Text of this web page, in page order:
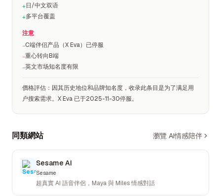
+日/中文双语
+多平台覆盖
注意
−C端伴侣产品（X Eva）已停服
−重心转向B端
−英文市场知名度有限
價格評估 ： 因其历史地位和品牌知名度，收录此条目是为了满足用
户搜索需求。X Eva 已于2025-11-30停服。
同類網站 瀏覽 AI情感陪伴
Sesame AI
Sesame
超真實 AI 語音伴侶，Maya 與 Miles 情感對話